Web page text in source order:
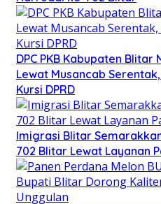
DPC PKB Kabupaten
Lewat Musancab
Kursi DPRD
Imigrasi Blitar
702 Blitar Lewat Layanan